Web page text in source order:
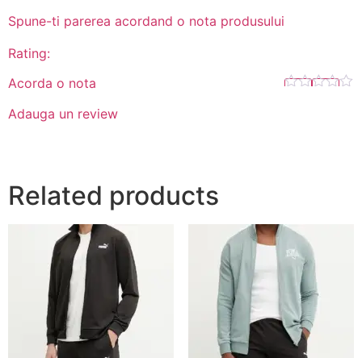
Spune-ti parerea acordand o nota produsului
Rating:
Acorda o nota
Adauga un review
Related products